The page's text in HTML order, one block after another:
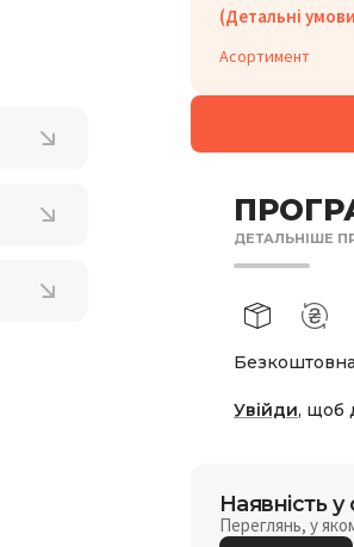
(Детальні
Асортимент
ДЕТАЛЬНІШЕ
Безкоштовна
Увійди, щоб
Наявність у
Переглянь, у